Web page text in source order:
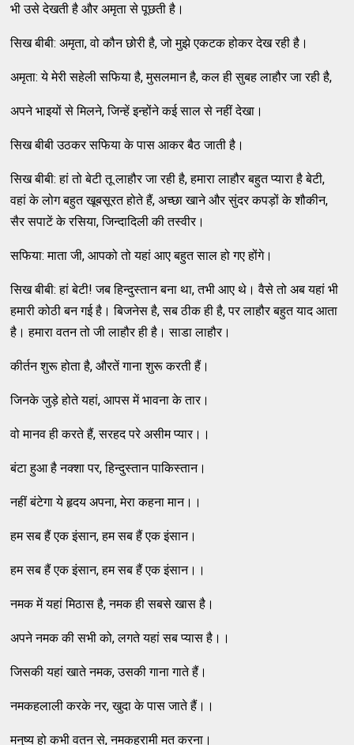
भी उसे देखती है और अमृता से पूछती है।
सिख बीबी: अमृता, वो कौन छोरी है, जो मुझे एकटक होकर देख रही है।
अमृता: ये मेरी सहेली सफिया है, मुसलमान है, कल ही सुबह लाहौर जा रही है,
अपने भाइयों से मिलने, जिन्हें इन्होंने कई साल से नहीं देखा।
सिख बीबी उठकर सफिया के पास आकर बैठ जाती है।
सिख बीबी: हां तो बेटी तू लाहौर जा रही है, हमारा लाहौर बहुत प्यारा है बेटी,
वहां के लोग बहुत खूबसूरत होते हैं, अच्छा खाने और सुंदर कपड़ों के शौकीन,
सैर सपाटें के रसिया, जिन्दादिली की तस्वीर।
सफिया: माता जी, आपको तो यहां आए बहुत साल हो गए होंगे।
सिख बीबी: हां बेटी! जब हिन्दुस्तान बना था, तभी आए थे। वैसे तो अब यहां भी
हमारी कोठी बन गई है। बिजनेस है, सब ठीक ही है, पर लाहौर बहुत याद आता
है। हमारा वतन तो जी लाहौर ही है। साडा लाहौर।
कीर्तन शुरू होता है, औरतें गाना शुरू करती हैं।
जिनके जुड़े होते यहां, आपस में भावना के तार।
वो मानव ही करते हैं, सरहद परे असीम प्यार।।
बंटा हुआ है नक्शा पर, हिन्दुस्तान पाकिस्तान।
नहीं बंटेगा ये हृदय अपना, मेरा कहना मान।।
हम सब हैं एक इंसान, हम सब हैं एक इंसान।
हम सब हैं एक इंसान, हम सब हैं एक इंसान।।
नमक में यहां मिठास है, नमक ही सबसे खास है।
अपने नमक की सभी को, लगते यहां सब प्यास है।।
जिसकी यहां खाते नमक, उसकी गाना गाते हैं।
नमकहलाली करके नर, खुदा के पास जाते हैं।।
मनुष्य हो कभी वतन से, नमकहरामी मत करना।